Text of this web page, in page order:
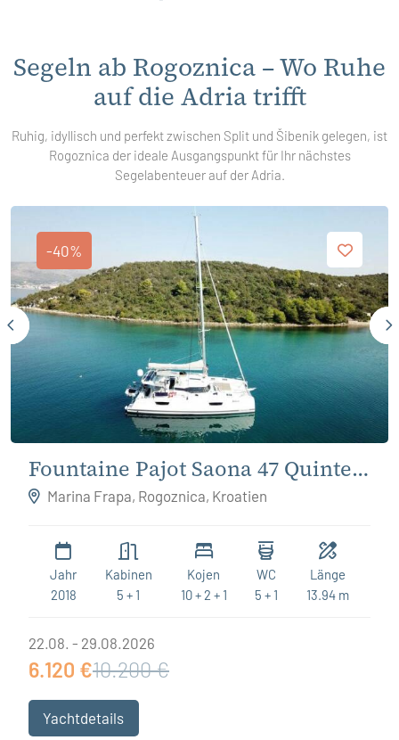
Segeln ab Rogoznica – Wo Ruhe
auf die Adria trifft
Ruhig, idyllisch und perfekt zwischen Split und Šibenik gelegen, ist
Rogoznica der ideale Ausgangspunkt für Ihr nächstes
Segelabenteuer auf der Adria.
-40%
Fountaine Pajot Saona 47 Quintet
Felicia
Marina Frapa, Rogoznica, Kroatien
Jahr
2018
Kabinen
5 + 1
Kojen
10 + 2 + 1
WC
5 + 1
Länge
13.94 m
22.08. - 29.08.2026
6.120 €10.200 €
Yachtdetails